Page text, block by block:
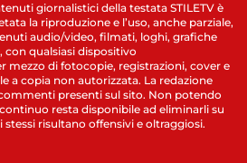
giornalistici della testata STILETV è
la riproduzione e l’uso, anche parziale,
audio/video, filmati, loghi, grafiche
con qualsiasi dispositivo
mezzo di fotocopie, registrazioni, cover e
a copia non autorizzata. La redazione
presenti sul sito. Non potendo
resta disponibile ad eliminarli su
stessi risultano offensivi e oltraggiosi.